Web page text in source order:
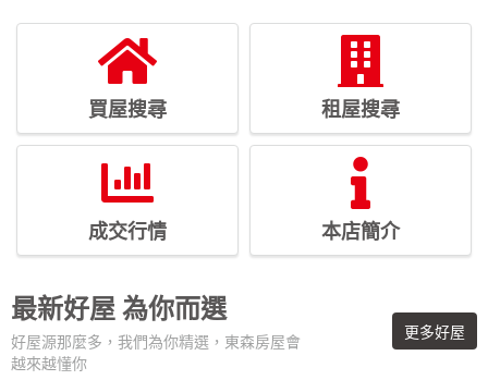
買屋搜尋 租屋搜尋
成交行情 本店簡介
最新好屋 為你而選
好屋源那麼多，我們為你精選，東森房屋會
越來越懂你
更多好屋